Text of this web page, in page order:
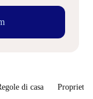
di casa